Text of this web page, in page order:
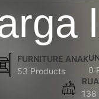
FURNITURE ANAK
53 Products
0
138